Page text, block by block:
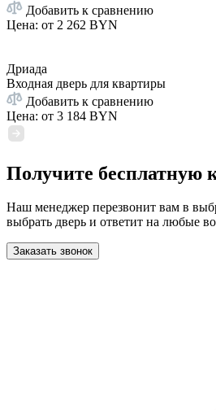
Добавить к сравнению
Цена: от 2 262 BYN
Дриада
Входная дверь для квартиры
Добавить к сравнению
Цена: от 3 184 BYN
Получите бесплатную
Наш менеджер перезвонит вам в
выбрать дверь и ответит на любые
Заказать звонок